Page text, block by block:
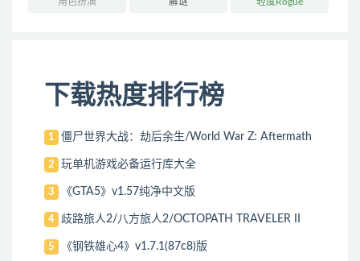
下载热度排行榜
1 僵尸世界大战：劫后余生/World War Z: Aftermath
2 玩单机游戏必备运行库大全
3 《GTA5》v1.57纯净中文版
4 歧路旅人2/八方旅人2/OCTOPATH TRAVELER II
5 《钢铁雄心4》v1.7.1(87c8)版